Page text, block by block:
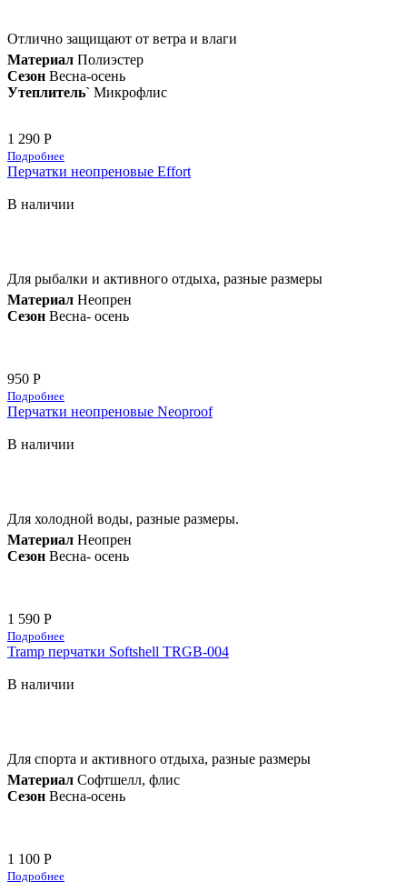
Отлично защищают от ветра и влаги
Материал Полиэстер
Сезон Весна-осень
Утеплитель` Микрофлис
1 290 Р
Подробнее
Перчатки неопреновые Effort
В наличии
Для рыбалки и активного отдыха, разные размеры
Материал Неопрен
Сезон Весна- осень
950 Р
Подробнее
Перчатки неопреновые Neoproof
В наличии
Для холодной воды, разные размеры.
Материал Неопрен
Сезон Весна- осень
1 590 Р
Подробнее
Tramp перчатки Softshell TRGB-004
В наличии
Для спорта и активного отдыха, разные размеры
Материал Софтшелл, флис
Сезон Весна-осень
1 100 Р
Подробнее